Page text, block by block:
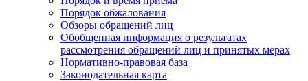
Порядок обжалования
Обзоры обращений лиц
Обобщенная информация о результатах
рассмотрения обращений лиц и принятых мерах
Нормативно-правовая база
Законодательная карта